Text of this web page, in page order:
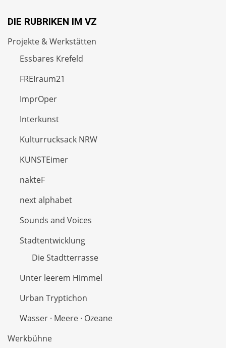
DIE RUBRIKEN IM VZ
Projekte & Werkstätten
Essbares Krefeld
FREIraum21
ImprOper
Interkunst
Kulturrucksack NRW
KUNSTEimer
nakteF
next alphabet
Sounds and Voices
Stadtentwicklung
Die Stadtterrasse
Unter leerem Himmel
Urban Tryptichon
Wasser · Meere · Ozeane
Werkbühne